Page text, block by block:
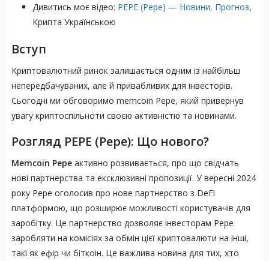
Дивитись моє відео: PEPE (Pepe) — Новини, Прогноз,
Крипта Українською
Вступ
Криптовалютний ринок залишається одним із найбільш
непередбачуваних, але й привабливих для інвесторів.
Сьогодні ми обговоримо memcoin Pepе, який привернув
увагу криптоспільноти своєю активністю та новинами.
Розгляд PEPE (Pepe): Що нового?
Memcoin Pepеактивно розвивається, про що свідчать
нові партнерства та ексклюзивні пропозиції. У вересні 2024
року Pepе оголосив про нове партнерство з DeFi
платформою, що розширює можливості користувачів для
заробітку. Це партнерство дозволяє інвесторам Pepе
заробляти на комісіях за обмін цієї криптовалюти на інші,
такі як ефір чи біткоін. Це важлива новина для тих, хто